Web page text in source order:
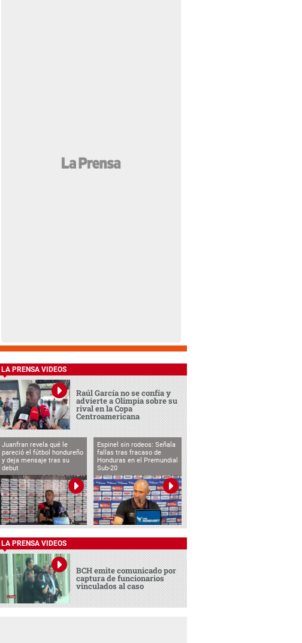
LA PRENSA VIDEOS
Raúl García no se confía y
advierte a Olimpia sobre su
rival en la Copa
Centroamericana
Juanfran revela qué le
pareció el fútbol hondureño
y deja mensaje tras su
debut
Espinel sin rodeos: Señala
fallas tras fracaso de
Honduras en el Premundial
Sub-20
LA PRENSA VIDEOS
BCH emite comunicado por
captura de funcionarios
vinculados al caso